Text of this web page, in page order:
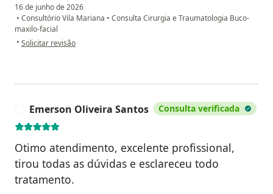
16 de junho de 2026
• Consultório Vila Mariana • Consulta Cirurgia e Traumatologia Buco-
maxilo-facial
• na opinião do utilizador Daniela Gomes
Solicitar revisão
Emerson Oliveira Santos Consulta verificada
Otimo atendimento, excelente profissional,
tirou todas as dúvidas e esclareceu todo
tratamento.